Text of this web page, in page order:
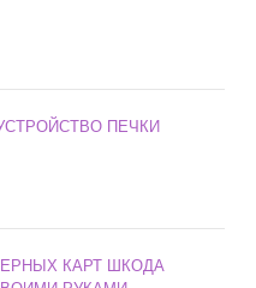
ПЕЧКИ
КАРТ ШКОДА